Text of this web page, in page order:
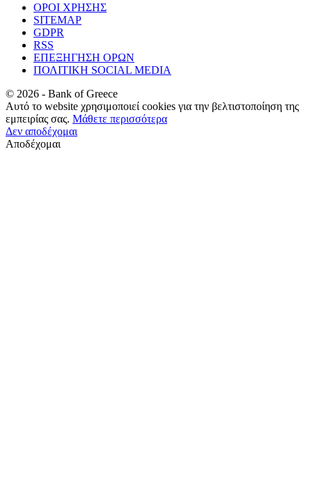
ΟΡΟΙ ΧΡΗΣΗΣ
SITEMAP
GDPR
RSS
ΕΠΕΞΗΓΗΣΗ ΟΡΩΝ
ΠΟΛΙΤΙΚΗ SOCIAL MEDIA
© 2026 - Bank of Greece
Αυτό το website χρησιμοποιεί cookies για την βελτιστοποίηση της
εμπειρίας σας. Μάθετε περισσότερα
Δεν αποδέχομαι
Αποδέχομαι